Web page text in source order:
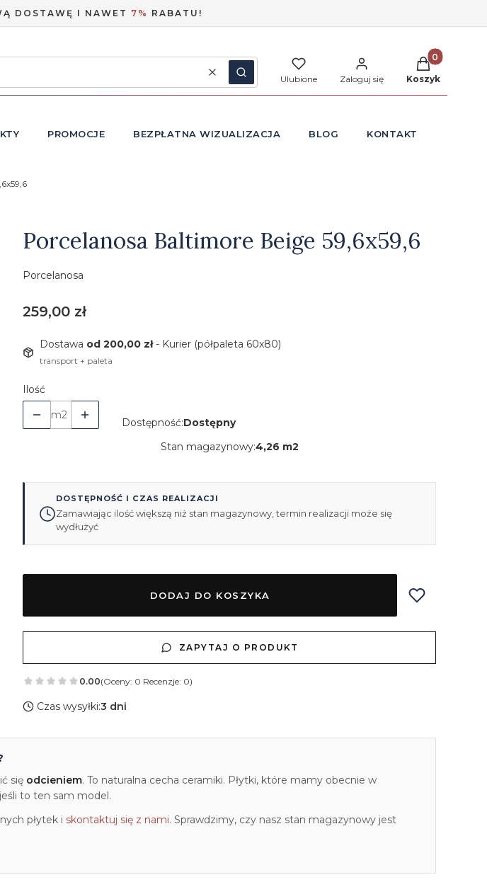
DOSTAWĘ I NAWET 7% RABATU!
WyczyśćSzukaj Ulubione Zaloguj się
Produkty w
Koszyk
PROMOCJE BEZPŁATNA WIZUALIZACJA BLOG KONTAKT
Porcelanosa Baltimore Beige 59,6x59,6
Porcelanosa
Cena
259,00 zł
Dostawa od 200,00 zł- Kurier (półpaleta 60x80)
transport + paleta
Ilość
m2
Dostępność:Dostępny
Stan magazynowy:4,26 m2
DOSTĘPNOŚĆ I CZAS REALIZACJI
Zamawiając ilość większą niż stan magazynowy, termin realizacji może się
wydłużyć
DODAJ DO KOSZYKA
ZAPYTAJ O PRODUKT
0.00(Oceny: 0 Recenzje: 0)
Czas wysyłki:3 dni
się odcieniem. To naturalna cecha ceramiki. Płytki, które mamy obecnie w
to ten sam model.
płytek i skontaktuj się z nami. Sprawdzimy, czy nasz stan magazynowy jest